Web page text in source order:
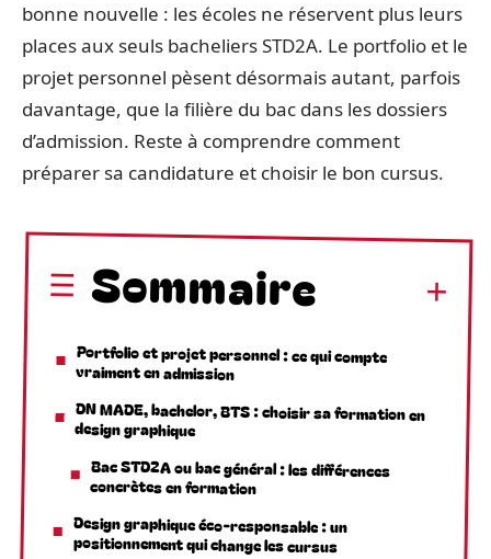
bonne nouvelle : les écoles ne réservent plus leurs
places aux seuls bacheliers STD2A. Le portfolio et le
projet personnel pèsent désormais autant, parfois
davantage, que la filière du bac dans les dossiers
d’admission. Reste à comprendre comment
préparer sa candidature et choisir le bon cursus.
Sommaire
Portfolio et projet personnel : ce qui compte
vraiment en admission
DN MADE, bachelor, BTS : choisir sa formation en
design graphique
Bac STD2A ou bac général : les différences
concrètes en formation
Design graphique éco-responsable : un
positionnement qui change les cursus